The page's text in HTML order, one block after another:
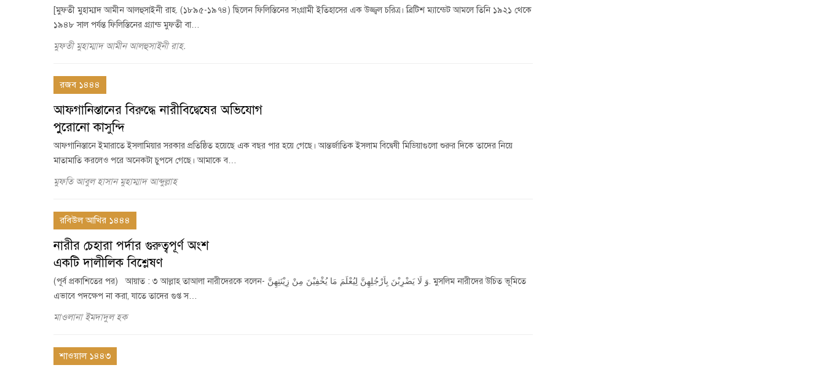
[মুফতী মুহাম্মাদ আমীন আলহুসাইনী রাহ. (১৮৯৫-১৯৭৪) ছিলেন ফিলিস্তিনের সংগ্রামী ইতিহাসের এক উজ্জ্বল চরিত্র। ব্রিটিশ ম্যান্ডেট আমলে তিনি ১৯২১ থেকে
১৯৪৮ সাল পর্যন্ত ফিলিস্তিনের গ্র্যান্ড মুফতী বা…
মুফতী মুহাম্মাদ আমীন আলহুসাইনী রাহ.
রজব ১৪৪৪
আফগানিস্তানের বিরুদ্ধে নারীবিদ্বেষের অভিযোগ
পুরোনো কাসুন্দি
আফগানিস্তানে ইমারাতে ইসলামিয়ার সরকার প্রতিষ্ঠিত হয়েছে এক বছর পার হয়ে গেছে। আন্তর্জাতিক ইসলাম বিদ্বেষী মিডিয়াগুলো শুরুর দিকে তাদের নিয়ে
মাতামাতি করলেও পরে অনেকটা চুপসে গেছে। আমাকে ব…
মুফতি আবুল হাসান মুহাম্মাদ আব্দুল্লাহ
রবিউল আখির ১৪৪৪
নারীর চেহারা পর্দার গুরুত্বপূর্ণ অংশ
একটি দালীলিক বিশ্লেষণ
(পূর্ব প্রকাশিতের পর) আয়াত : ৩ আল্লাহ তাআলা নারীদেরকে বলেন- وَ لَا یَضْرِبْنَ بِاَرْجُلِهِنَّ لِیُعْلَمَ مَا یُخْفِیْنَ مِنْ زِیْنَتِهِنَّ. মুসলিম নারীদের উচিত ভূমিতে
এভাবে পদক্ষেপ না করা, যাতে তাদের গুপ্ত স…
মাওলানা ইমদাদুল হক
শাওয়াল ১৪৪৩